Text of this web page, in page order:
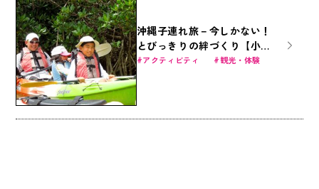
沖縄子連れ旅－今しかない！
とびっきりの絆づくり【小学
生向け6才～】
アクティビティ 観光・体験